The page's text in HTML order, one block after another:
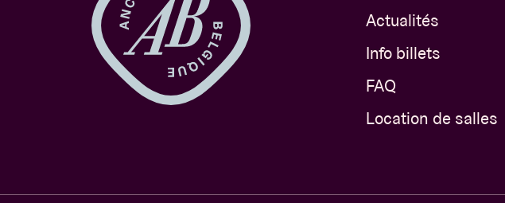
Actualités
Info billets
FAQ
Location de salles